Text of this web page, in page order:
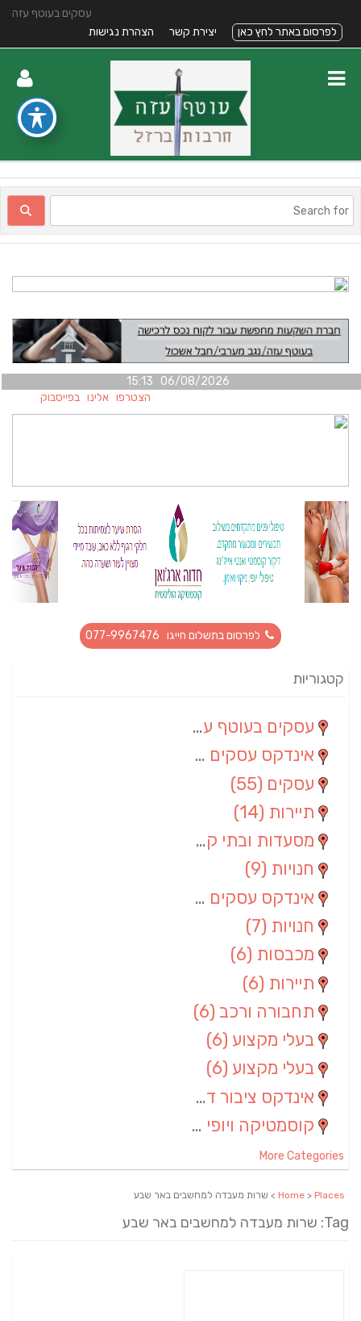
עסקים בעוטף עזה
לפרסום באתר לחץ כאן
יצירת קשר הצהרת נגישות
06/08/2026 15:13
הצטרפו אלינו בפייסבוק
לפרסום בתשלום חייגו 077-9967476
קטגוריות
עסקים בעוטף עזה
אינדקס עסקים מרחבי
עסקים (55)
תיירות (14)
מסעדות ובתי קפה
חנויות (9)
אינדקס עסקים ארצי
חנויות (7)
מכבסות (6)
תיירות (6)
תחבורה ורכב (6)
בעלי מקצוע (6)
בעלי מקצוע (6)
אינדקס ציבור דתי
קוסמטיקה ויופי (4)
More Categories
Home > Places > שרות מעבדה למחשבים באר שבע
Tag: שרות מעבדה למחשבים באר שבע